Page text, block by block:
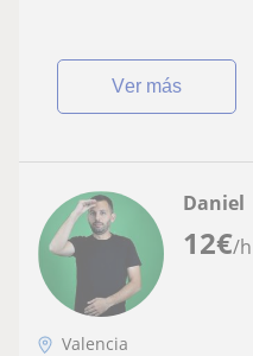
ver más
12€/h
Daniel
Valencia